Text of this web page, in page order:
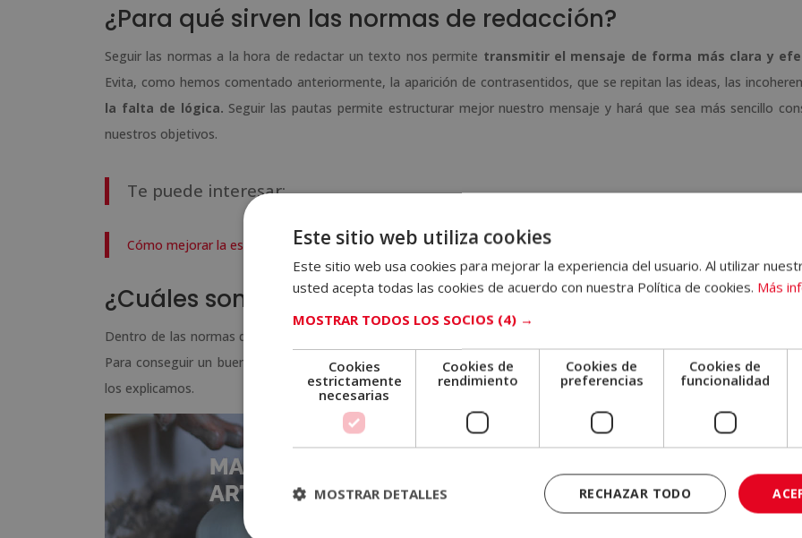
¿Para qué sirven las normas de redacción?
Seguir las normas a la hora de redactar un texto nos permite transmitir el mensaje de forma más clara y
Evita, como hemos comentado anteriormente, la aparición de contrasentidos, que se repitan las ideas, las
la falta de lógica. Seguir las pautas permite estructurar mejor nuestro mensaje y hará que sea más sencillo
nuestros objetivos.
Te puede interesar:
Cómo mejorar la escritura: Consejos y ejercicios efectivos
¿Cuáles son las normas de redacción?
Dentro de las normas de redacción podemos diferenciar entre
Para conseguir un buen estilo narrativo, debemos profundizar y aprender más sobre cada uno de ellos. A
los explicamos.
Este sitio web utiliza cookies
Este sitio web usa cookies para mejorar la experiencia del usuario. Al utilizar
usted acepta todas las cookies de acuerdo con nuestra Política de cookies. Más
MOSTRAR TODOS LOS SOCIOS (4) →
Cookies
estrictamente
necesarias
Cookies de
rendimiento
Cookies de
preferencias
Cookies de
funcionalidad
RECHAZAR TODO
MOSTRAR DETALLES